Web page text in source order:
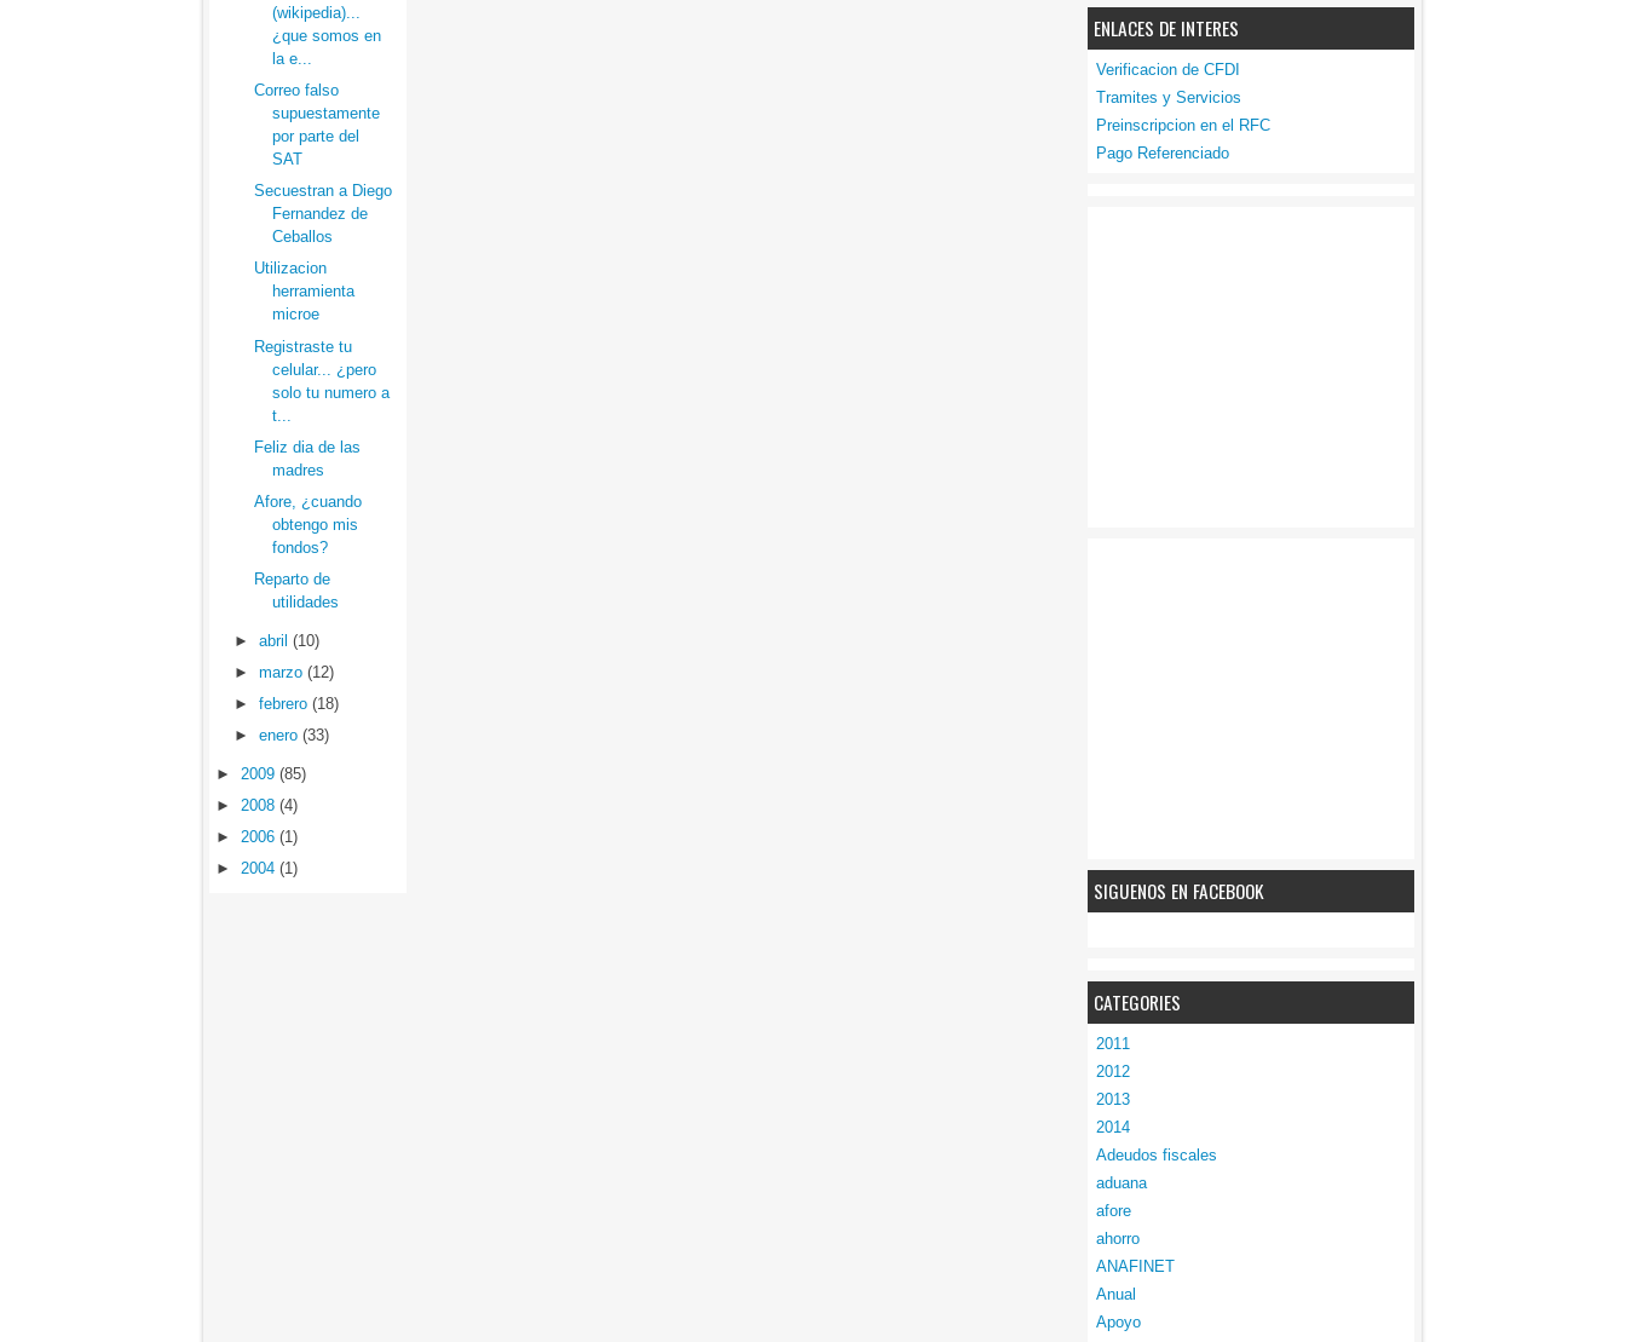
ENLACES DE INTERES
Verificacion de CFDI
Tramites y Servicios
Preinscripcion en el RFC
Pago Referenciado
SIGUENOS EN FACEBOOK
CATEGORIES
2011
2012
2013
2014
Adeudos fiscales
aduana
afore
ahorro
ANAFINET
Anual
Apoyo
(wikipedia)...
¿que somos en
la e...
Correo falso
supuestamente
por parte del
SAT
Secuestran a Diego
Fernandez de
Ceballos
Utilizacion
herramienta
microe
Registraste tu
celular... ¿pero
solo tu numero a
t...
Feliz dia de las
madres
Afore, ¿cuando
obtengo mis
fondos?
Reparto de
utilidades
►abril(10)
►marzo(12)
►febrero(18)
►enero(33)
► 2009 (85)
► 2008 (4)
► 2006 (1)
► 2004 (1)